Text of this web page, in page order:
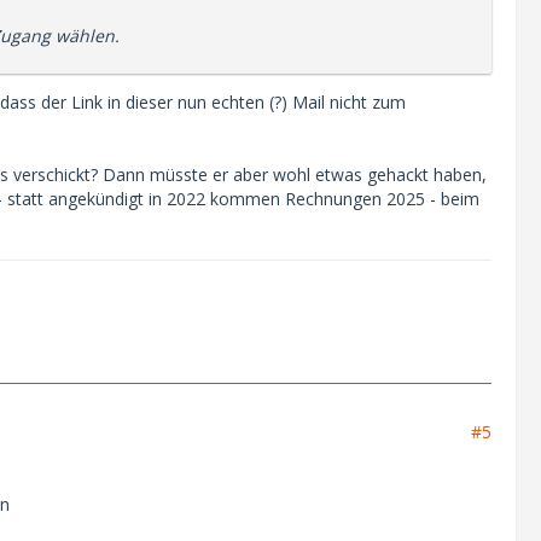
wählen.
der Link in dieser nun echten (?) Mail nicht zum
Dann müsste er aber wohl etwas gehackt haben,
angekündigt in 2022 kommen Rechnungen 2025 - beim
#5